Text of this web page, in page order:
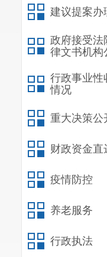
建议提案办
政府接受法
律文书机构
行政事业性
情况
重大决策公
财政资金直
疫情防控
养老服务
行政执法